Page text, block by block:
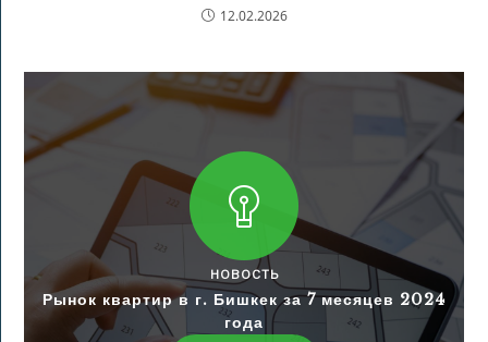
12.02.2026
НОВОСТЬ
Рынок квартир в г. Бишкек за 7 месяцев 2024
года